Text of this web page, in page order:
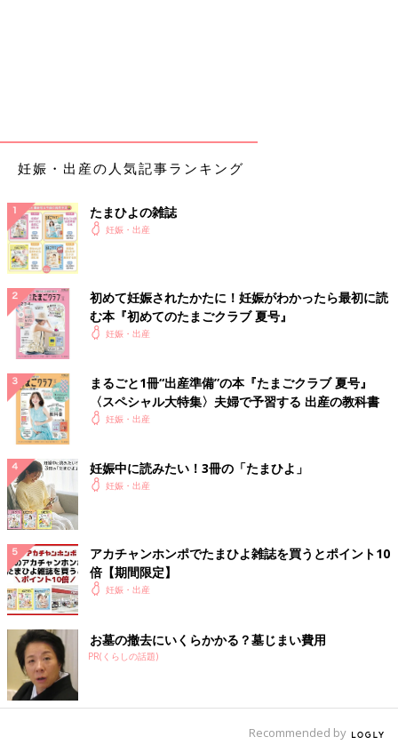
妊娠・出産の人気記事ランキング
たまひよの雑誌
妊娠・出産
初めて妊娠されたかたに！妊娠がわかったら最初に読
む本『初めてのたまごクラブ 夏号』
妊娠・出産
まるごと1冊“出産準備”の本『たまごクラブ 夏号』
〈スペシャル大特集〉夫婦で予習する 出産の教科書
妊娠・出産
妊娠中に読みたい！3冊の「たまひよ」
妊娠・出産
アカチャンホンポでたまひよ雑誌を買うとポイント10
倍【期間限定】
妊娠・出産
お墓の撤去にいくらかかる？墓じまい費用
PR(くらしの話題)
Recommended by